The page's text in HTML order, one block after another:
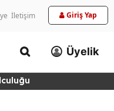
İletişim Giriş Yap
Üyelik